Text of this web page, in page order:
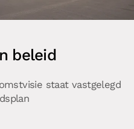
beleid
staat vastgelegd